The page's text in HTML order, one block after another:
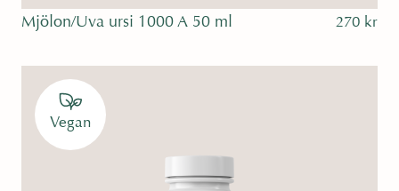
Mjölon/Uva ursi 1000 A 50 ml 270 kr
Vegan